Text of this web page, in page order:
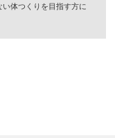
体つくりを目指す方に